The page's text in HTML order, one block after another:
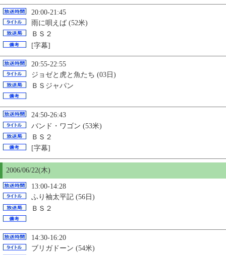
20:00-21:45
雨に唄えば (52米)
ＢＳ２
[字幕]
20:55-22:55
ジョゼと虎と魚たち (03日)
ＢＳジャパン
24:50-26:43
バンド・ワゴン (53米)
ＢＳ２
[字幕]
2006/06/22(木)
13:00-14:28
ふり袖太平記 (56日)
ＢＳ２
14:30-16:20
ブリガドーン (54米)